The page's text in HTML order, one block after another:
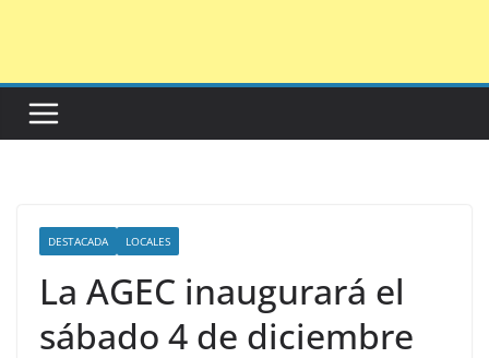
DESTACADA LOCALES
La AGEC inaugurará el
sábado 4 de diciembre